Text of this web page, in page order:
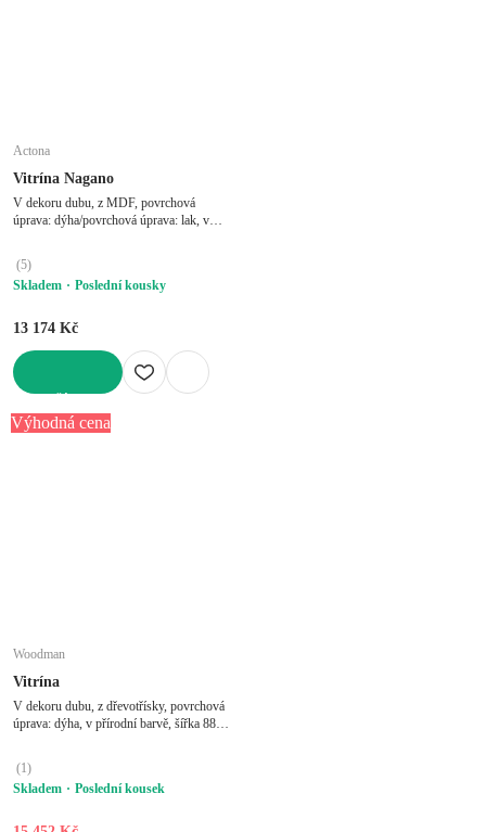
Actona
Vitrína Nagano
V dekoru dubu, z MDF, povrchová
úprava: dýha/povrchová úprava: lak, v
(5)
Skladem
Poslední kousky
13 174 Kč
Výhodná cena
Woodman
Vitrína
V dekoru dubu, z dřevotřísky, povrchová
úprava: dýha, v přírodní barvě, šířka 88
(1)
Skladem
Poslední kousek